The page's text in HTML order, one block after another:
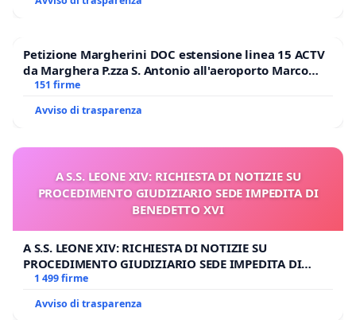
Petizione Margherini DOC estensione linea 15 ACTV
da Marghera P.zza S. Antonio all'aeroporto Marco
Polo tariffa a € 1,50
151 firme
Avviso di trasparenza
A S.S. LEONE XIV: RICHIESTA DI NOTIZIE SU
PROCEDIMENTO GIUDIZIARIO SEDE IMPEDITA DI
BENEDETTO XVI
A S.S. LEONE XIV: RICHIESTA DI NOTIZIE SU
PROCEDIMENTO GIUDIZIARIO SEDE IMPEDITA DI
BENEDETTO XVI
1 499 firme
Avviso di trasparenza